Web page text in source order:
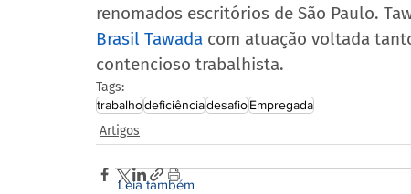
renomados escritórios de São Paulo.
Brasil Tawada com atuação voltada
contencioso trabalhista.
Tags:
trabalhodeficiênciadesafioEmpregada
Artigos
Leia também